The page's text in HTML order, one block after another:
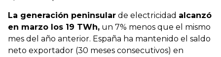
La generación peninsular de electricidad alcanzó
en marzo los 19 TWh, un 7% menos que el mismo
mes del año anterior. España ha mantenido el saldo
neto exportador (30 meses consecutivos) en